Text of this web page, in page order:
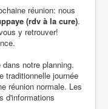
réunion: nous
(rdv à la cure).
y retrouver!
notre planning.
traditionnelle journée
réunion normale. Les
d'informations